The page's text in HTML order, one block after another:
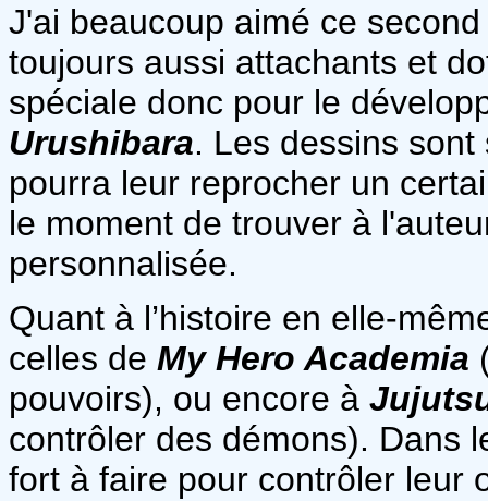
J'ai beaucoup aimé ce
toujours aussi attachants et
spéciale donc pour le
Urushibara. Les dessins
pourra leur reprocher un
le moment de trouver à
personnalisée.
Quant à l’histoire en elle-
celles de My Hero Academia
pouvoirs), ou encore à
contrôler des démons). Dans
fort à faire pour contrôler leur